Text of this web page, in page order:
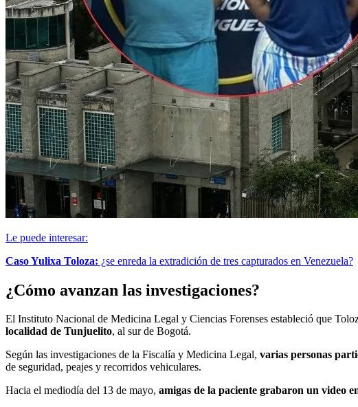
Le puede interesar:
Caso Yulixa Toloza: ¿se enreda la extradición de tres capturados en Venezuela?
¿Cómo avanzan las investigaciones?
El Instituto Nacional de Medicina Legal y Ciencias Forenses estableció que
localidad de Tunjuelito, al sur de Bogotá.
Según las investigaciones de la Fiscalía y Medicina Legal, varias personas
de seguridad, peajes y recorridos vehiculares.
Hacia el mediodía del 13 de mayo, amigas de la paciente grabaron un video